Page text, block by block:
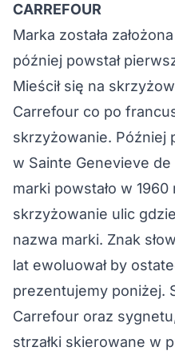
CARREFOUR
Marka została
później powstał
Mieścił się na
Carrefour co po
skrzyżowanie. Później
w Sainte Genevieve
marki powstało w
skrzyżowanie ulic
nazwa marki. Znak
lat ewoluował by
prezentujemy poniżej.
Carrefour oraz
strzałki skierowane w